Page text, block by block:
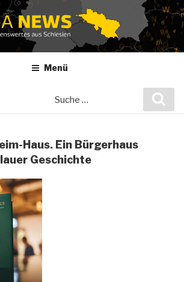
Menü
Haus. Ein Bürgerhaus
Geschichte